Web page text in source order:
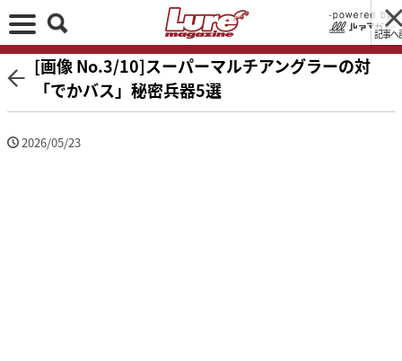
記事へ
[画像 No.3/10]スーパーマルチアングラーの対
「でかバス」秘密兵器5選
2026/05/23